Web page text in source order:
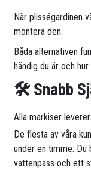
När plisségardinen
montera den.
Båda alternativen
händig du är och
🛠 Snabb
Alla markiser
De flesta av våra
under en timme. Du
vattenpass och ett